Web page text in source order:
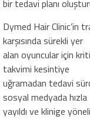
bir tedavi planı
Dymed Hair Clinic’in
karşısında sürekli yer
alan oyuncular için
takvimi kesintiye
uğramadan tedavi
sosyal medyada hızla
yayıldı ve klinige